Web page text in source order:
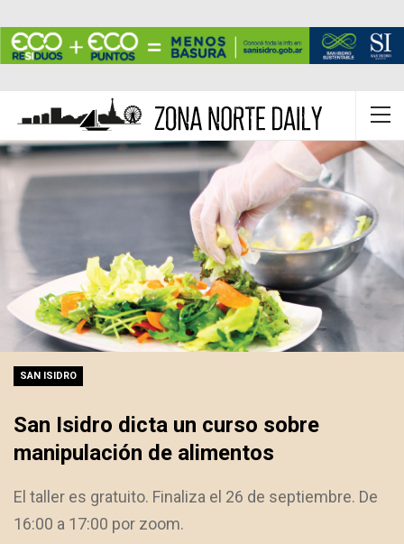
SAN ISIDRO
San Isidro dicta un curso sobre
manipulación de alimentos
El taller es gratuito. Finaliza el 26 de septiembre. De
16:00 a 17:00 por zoom.